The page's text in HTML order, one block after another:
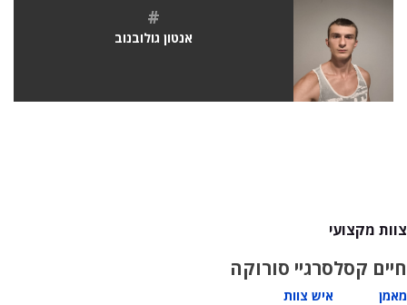
#
אנטון גולובנוב
צוות מקצועי
חיים קסל
מאמן
סרגיי סורוקה
איש צוות